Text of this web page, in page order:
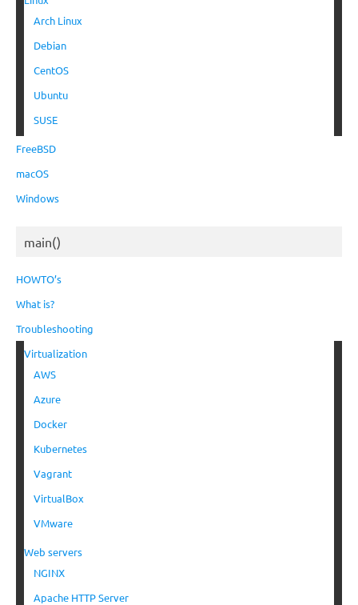
Arch Linux
Debian
CentOS
Ubuntu
SUSE
FreeBSD
macOS
Windows
main()
HOWTO’s
What is?
Troubleshooting
Virtualization
AWS
Azure
Docker
Kubernetes
Vagrant
VirtualBox
VMware
Web servers
NGINX
Apache HTTP Server